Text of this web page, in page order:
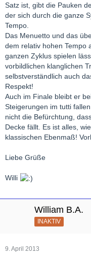
Satz ist, gibt die Pauken
der sich durch die ganze
Tempo.
Das Menuetto und das
dem relativ hohen Tempo
ganzen Zyklus spielen
vorbildlichen klanglichen
selbstverständlich auch
Respekt!
Auch im Finale bleibt er
Steigerungen im tutti
nicht die Befürchtung,
Decke fällt. Es ist alles,
klassischen Ebenmaß!
Liebe Grüße
Willi
William B.A.
INAKTIV
9. April 2013